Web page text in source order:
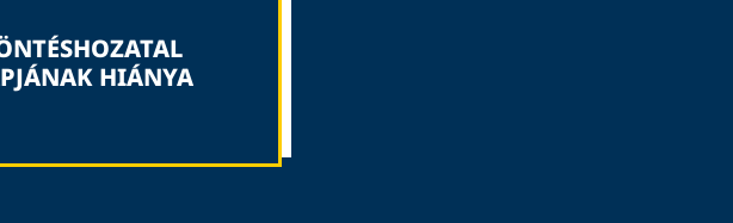
HIÁNYA